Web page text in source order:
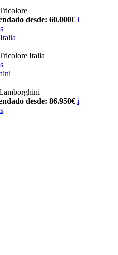
desde: 60.000€ i
Italia
desde: 86.950€ i